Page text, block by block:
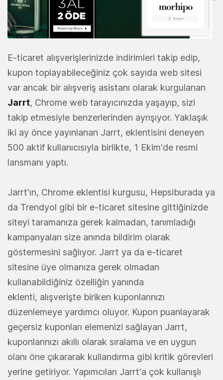
E-ticaret alışverişlerinizde indirimleri takip edip,
kupon toplayabileceğiniz çok sayıda web sitesi
var ancak bir alışveriş asistanı olarak kurgulanan
Jarrt, Chrome web tarayıcınızda yaşayıp, sizi
takip etmesiyle benzerlerinden ayrışıyor. Yaklaşık
iki ay önce yayınlanan Jarrt, eklentisini deneyen
500 aktif kullanıcısıyla birlikte, 1 Ekim'de resmi
lansmanı yaptı.
Jarrt'ın, Chrome eklentisi kurgusu, Hepsiburada ya
da Trendyol gibi bir e-ticaret sitesine gittiğinizde
siteyi taramanıza gerek kalmadan, tanımladığı
kampanyaları size anında bildirim olarak
göstermesini sağlıyor. Jarrt ya da e-ticaret
sitesine üye olmanıza gerek olmadan
kullanabildiğiniz özelliğin yanında
eklenti, alışverişte biriken kuponlarınızı
düzenlemeye yardımcı oluyor. Kupon puanlayarak
geçersiz kuponları elemenizi sağlayan Jarrt,
kuponlarınızı akıllı olarak sıralama ve en uygun
olanı öne çıkararak kullandırma gibi kritik görevleri
yerine getiriyor. Yapımcıları Jarrt'a çok kullanışlı